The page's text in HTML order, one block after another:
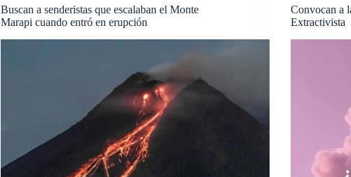
Buscan a senderistas que escalaban el Monte
Marapi cuando entró en erupción
Convocan a
Extractivista